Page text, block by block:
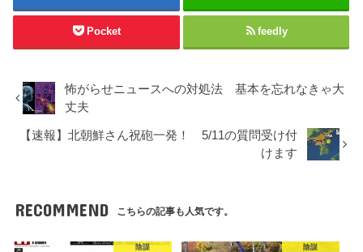
Pocket feedly
怖がらせニュースへの対処法 基本を忘れなきゃ大
丈夫
【速報】北朝鮮さん祝砲一発！ 5/11の質問受け付
けます
RECOMMEND こちらの記事も人気です。
陰謀 陰謀